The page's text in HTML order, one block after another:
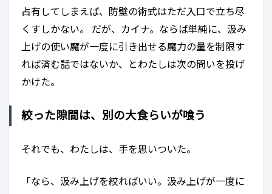
占有してしまえば、防壁の術式はただ入口で立ち尽
くすしかない。 だが、カイナ。ならば単純に、汲み
上げの使い魔が一度に引き出せる魔力の量を制限す
れば済む話ではないか、とわたしは次の問いを投げ
かけた。
絞った隙間は、別の大食らいが喰う
それでも、わたしは、手を思いついた。
「なら、汲み上げを絞ればいい。汲み上げが一度に